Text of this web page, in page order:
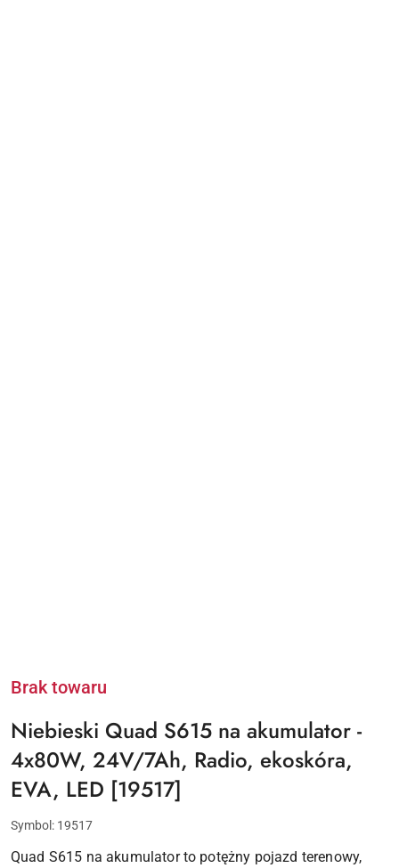
Brak towaru
Niebieski Quad S615 na akumulator -
4x80W, 24V/7Ah, Radio, ekoskóra,
EVA, LED [19517]
Symbol: 19517
Quad S615 na akumulator to potężny pojazd terenowy,